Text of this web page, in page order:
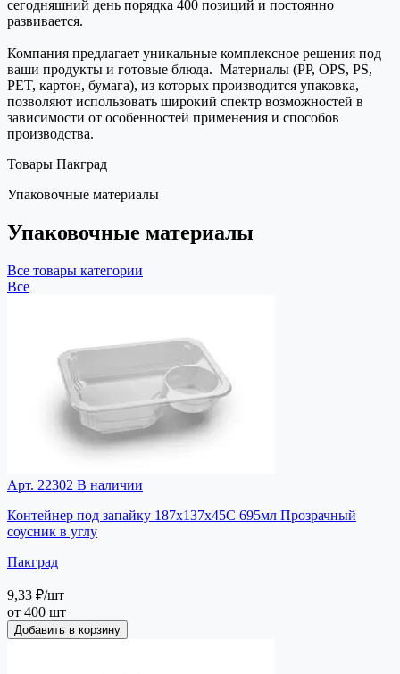
сегодняшний день порядка 400 позиций и постоянно
развивается.
Компания предлагает уникальные комплексное решения под
ваши продукты и готовые блюда. Материалы (PP, OPS, PS,
PET, картон, бумага), из которых производится упаковка,
позволяют использовать широкий спектр возможностей в
зависимости от особенностей применения и способов
производства.
Товары Пакград
Упаковочные материалы
Упаковочные материалы
Все товары категории
Все
Арт. 22302 В наличии
Контейнер под запайку 187х137х45С 695мл Прозрачный
соусник в углу
Пакград
9,33 ₽/шт
от 400 шт
Добавить в корзину